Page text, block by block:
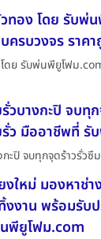
ทอง โดย รับพ่
รบวงจร ราคา
ดย รับพ่นพียูโฟม
บางกะปิ จบทุ
ว มืออาชีพที่ รั
ะปิ จบทุกจุดร้าวรั่วซึ
ใหม่ มองหาช่า
งงาน พร้อมรับ
พียูโฟม.com